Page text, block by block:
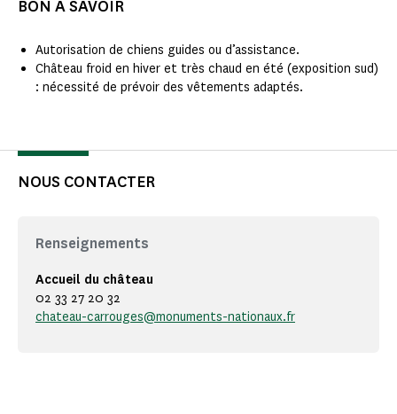
BON À SAVOIR
Autorisation de chiens guides ou d’assistance.
Château froid en hiver et très chaud en été (exposition sud)
: nécessité de prévoir des vêtements adaptés.
NOUS CONTACTER
Renseignements
Accueil du château
02 33 27 20 32
chateau-carrouges@monuments-nationaux.fr